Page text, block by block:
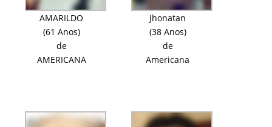
AMARILDO
(61 Anos)
de
AMERICANA
Jhonatan
(38 Anos)
de
Americana